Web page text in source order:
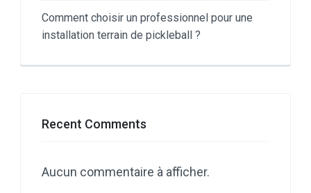
Comment choisir un professionnel pour une
installation terrain de pickleball ?
Recent Comments
Aucun commentaire à afficher.